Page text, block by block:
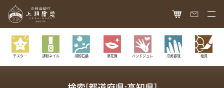
HOME
オンラインショップ
商品ラインナップ
テスター 胡粉ネイル 胡粉石鹸 京花舞 ハンドジュレ 爪美容液 絵具